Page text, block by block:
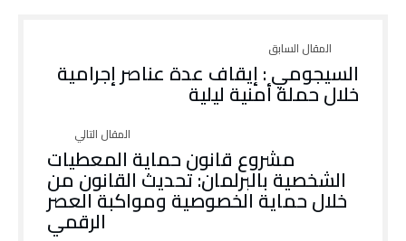
السيجومي : إيقاف عدة عناصر إجرامية
خلال حملة أمنية ليلية
مشروع قانون حماية المعطيات
الشخصية بالبرلمان: تحديث القانون من
خلال حماية الخصوصية ومواكبة العصر
الرقمي